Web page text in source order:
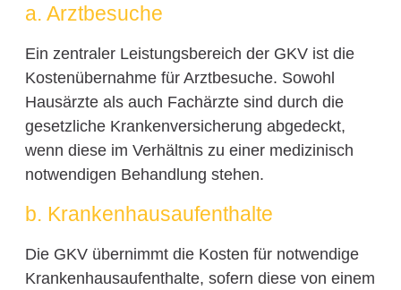
a. Arztbesuche
Ein zentraler Leistungsbereich der GKV ist die
Kostenübernahme für Arztbesuche. Sowohl
Hausärzte als auch Fachärzte sind durch die
gesetzliche Krankenversicherung abgedeckt,
wenn diese im Verhältnis zu einer medizinisch
notwendigen Behandlung stehen.
b. Krankenhausaufenthalte
Die GKV übernimmt die Kosten für notwendige
Krankenhausaufenthalte, sofern diese von einem